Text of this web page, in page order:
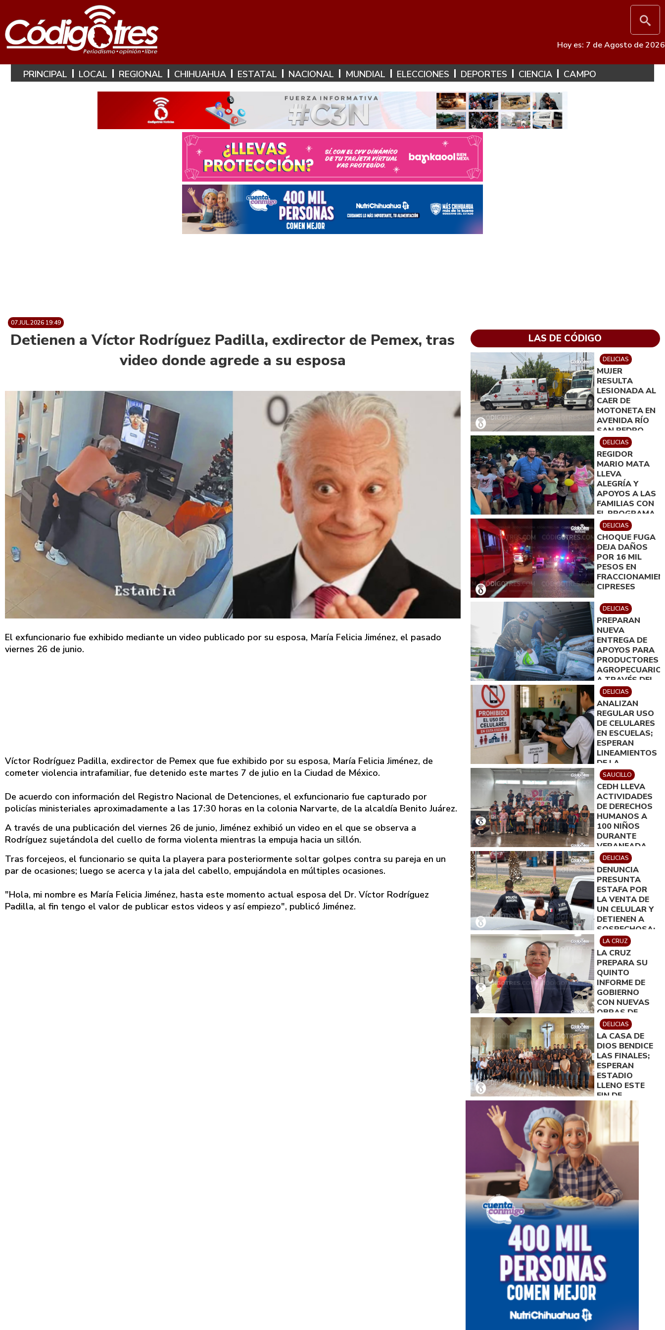
Hoy es: 7 de Agosto de 2026
PRINCIPAL LOCAL REGIONAL CHIHUAHUA ESTATAL NACIONAL MUNDIAL ELECCIONES DEPORTES CIENCIA CAMPO
07.JUL.2026 19:49
Detienen a Víctor Rodríguez Padilla, exdirector de Pemex, tras
video donde agrede a su esposa
El exfuncionario fue exhibido mediante un video publicado por su esposa, María Felicia Jiménez, el pasado
viernes 26 de junio.
Víctor Rodríguez Padilla, exdirector de Pemex que fue exhibido por su esposa, María Felicia Jiménez, de
cometer violencia intrafamiliar, fue detenido este martes 7 de julio en la Ciudad de México.
De acuerdo con información del Registro Nacional de Detenciones, el exfuncionario fue capturado por
policías ministeriales aproximadamente a las 17:30 horas en la colonia Narvarte, de la alcaldía Benito Juárez.
A través de una publicación del viernes 26 de junio, Jiménez exhibió un video en el que se observa a
Rodríguez sujetándola del cuello de forma violenta mientras la empuja hacia un sillón.
Tras forcejeos, el funcionario se quita la playera para posteriormente soltar golpes contra su pareja en un
par de ocasiones; luego se acerca y la jala del cabello, empujándola en múltiples ocasiones.
"Hola, mi nombre es María Felicia Jiménez, hasta este momento actual esposa del Dr. Víctor Rodríguez
Padilla, al fin tengo el valor de publicar estos videos y así empiezo", publicó Jiménez.
LAS DE CÓDIGO
DELICIAS
MUJER
RESULTA
LESIONADA AL
CAER DE
MOTONETA EN
AVENIDA RÍO
SAN PEDRO
SUR
DELICIAS
REGIDOR
MARIO MATA
LLEVA
ALEGRÍA Y
APOYOS A LAS
FAMILIAS CON
EL PROGRAMA
´REGIDOR EN
TU COLONIA´
DELICIAS
CHOQUE FUGA
DEJA DAÑOS
POR 16 MIL
PESOS EN
CIPRESES
DELICIAS
PREPARAN
NUEVA
ENTREGA DE
APOYOS PARA
PRODUCTORES
A TRAVÉS DEL
IDEA
DELICIAS
ANALIZAN
REGULAR USO
DE CELULARES
EN ESCUELAS;
ESPERAN
LINEAMIENTOS
DE LA
SECRETARÍA
DE EDUCACIÓN
SAUCILLO
CEDH LLEVA
ACTIVIDADES
DE DERECHOS
HUMANOS A
100 NIÑOS
DURANTE
VERANEADA
EN SAUCILLO
DELICIAS
DENUNCIA
PRESUNTA
ESTAFA POR
LA VENTA DE
UN CELULAR Y
DETIENEN A
SOSPECHOSA;
SE GENERÓ
FUERTE
MOVILIZACIÓN
LA CRUZ
LA CRUZ
PREPARA SU
QUINTO
INFORME DE
GOBIERNO
CON NUEVAS
OBRAS DE
DELICIAS
LA CASA DE
DIOS BENDICE
LAS FINALES;
ESPERAN
ESTADIO
LLENO ESTE
FIN DE
SEMANA